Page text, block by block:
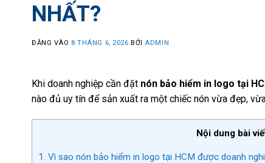
NHẤT?
ĐĂNG VÀO 8 THÁNG 6, 2026 BỞIADMIN
Khi doanh nghiệp cần đặt nón bảo hiểm in logo tại
nào đủ uy tín để sản xuất ra một chiếc nón vừa đẹp,
Nội dung bài
1. Vì sao nón bảo hiểm in logo tại HCM được doanh